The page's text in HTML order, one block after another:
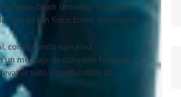
como Death Stranding. Criaturas
Sam es tan físico como emocional.
combinando narrativa
un mensaje de conexión humana.
el sello inconfundible de